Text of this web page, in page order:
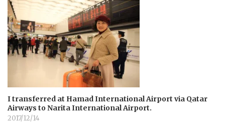
I transferred at Hamad International Airport via Qatar
Airways to Narita International Airport.
2017/12/14